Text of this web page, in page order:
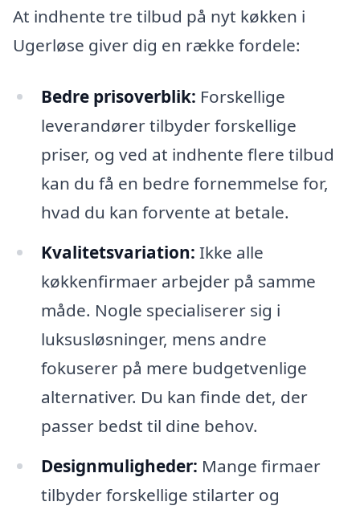
At indhente tre tilbud på nyt køkken i
Ugerløse giver dig en række fordele:
Bedre prisoverblik: Forskellige
leverandører tilbyder forskellige
priser, og ved at indhente flere tilbud
kan du få en bedre fornemmelse for,
hvad du kan forvente at betale.
Kvalitetsvariation: Ikke alle
køkkenfirmaer arbejder på samme
måde. Nogle specialiserer sig i
luksusløsninger, mens andre
fokuserer på mere budgetvenlige
alternativer. Du kan finde det, der
passer bedst til dine behov.
Designmuligheder: Mange firmaer
tilbyder forskellige stilarter og